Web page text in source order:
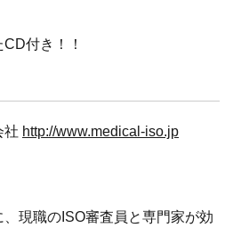
付き！！
社 http://www.medical-iso.jp
現職のISO審査員と専門家が効